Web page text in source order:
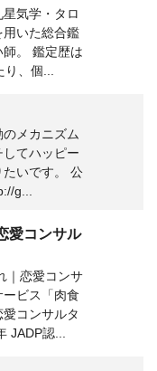
気学・タロ
用いた総合鑑
。 鑑定歴は
、個...
のメカニズム
てハッピー
いです。 公
g...
愛コンサル
｜恋愛コンサ
ービス「肉食
コンサルタ
JADP認...